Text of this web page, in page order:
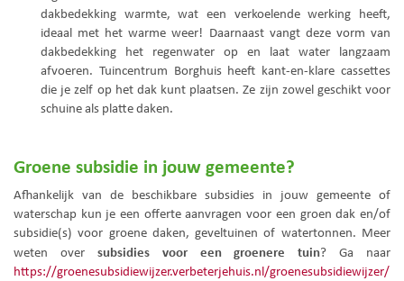
dakbedekking warmte, wat een verkoelende werking heeft,
ideaal met het warme weer! Daarnaast vangt deze vorm van
dakbedekking het regenwater op en laat water langzaam
afvoeren. Tuincentrum Borghuis heeft kant-en-klare cassettes
die je zelf op het dak kunt plaatsen. Ze zijn zowel geschikt voor
schuine als platte daken.
Groene subsidie in jouw gemeente?
Afhankelijk van de beschikbare subsidies in jouw gemeente of
waterschap kun je een offerte aanvragen voor een groen dak en/of
subsidie(s) voor groene daken, geveltuinen of watertonnen. Meer
weten oversubsidies voor een groenere tuin? Ga naar
https://groenesubsidiewijzer.verbeterjehuis.nl/groenesubsidiewijzer/